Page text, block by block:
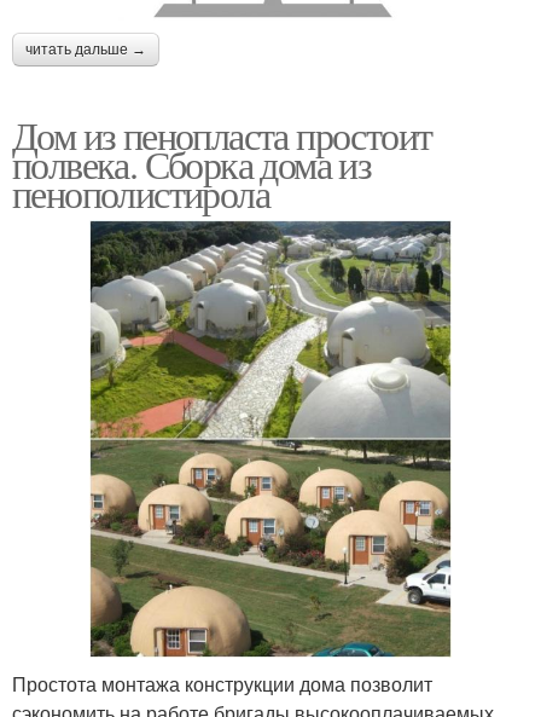
читать дальше →
Дом из пенопласта простоит
полвека. Сборка дома из
пенополистирола
Простота монтажа конструкции дома позволит